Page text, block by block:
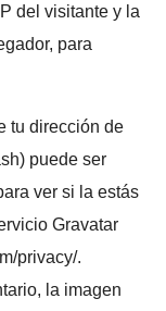
del visitante y la
para
tu dirección de
puede ser
ver si la estás
Gravatar
privacy/.
la imagen